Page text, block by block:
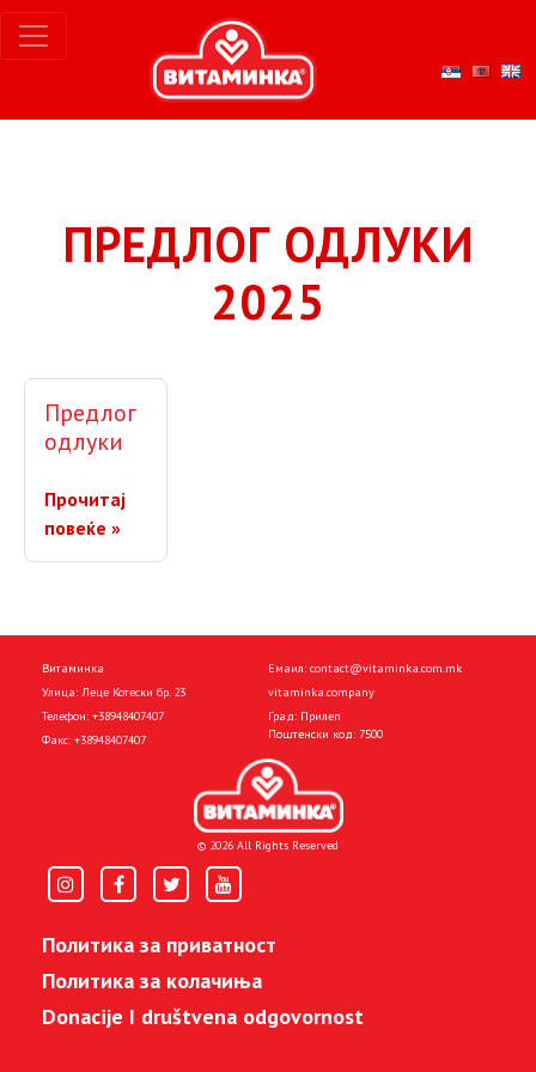
ПРЕДЛОГ ОДЛУКИ
2025
Предлог
одлуки
Прочитај
повеќе »
Витаминка
Улица: Леце Котески бр. 23
Телефон: +38948407407
Факс: +38948407407
Емаил: contact@vitaminka.com.mk
vitaminka.company
Град: Прилеп
Поштенски код: 7500
© 2026 All Rights Reserved
Политика за приватност
Политика за колачиња
Donacije I društvena odgovornost